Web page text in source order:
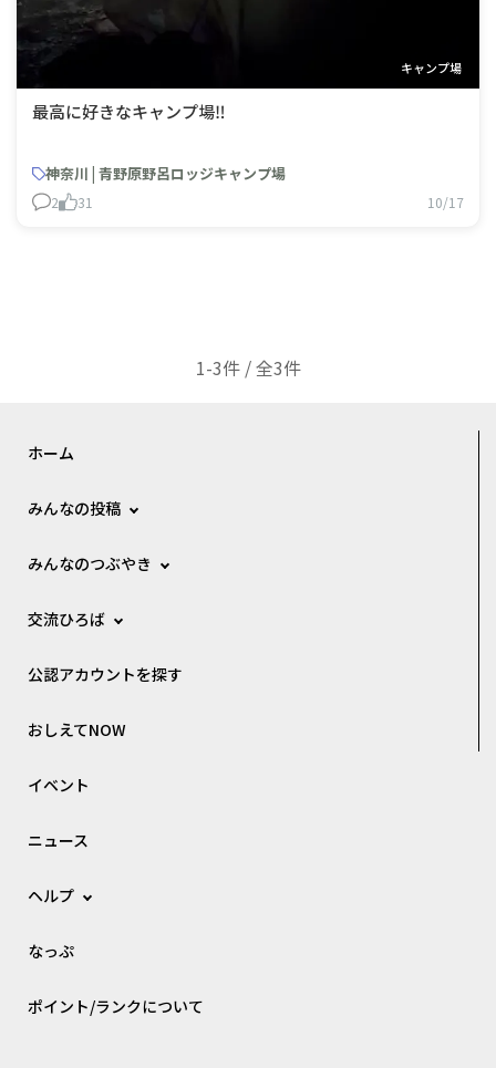
キャンプ場
最高に好きなキャンプ場‼️
神奈川 | 青野原野呂ロッジキャンプ場
2 31 10/17
1-3件 / 全3件
ホーム
みんなの投稿
みんなのつぶやき
交流ひろば
公認アカウントを探す
おしえてNOW
イベント
ニュース
ヘルプ
なっぷ
ポイント/ランクについて